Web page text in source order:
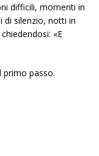
difficili, momenti in
di silenzio, notti in
«E
primo passo.